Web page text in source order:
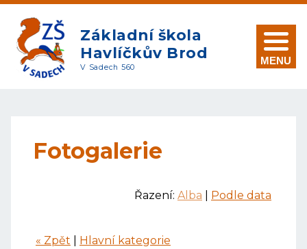
Základní škola
Havlíčkův Brod
V Sadech 560
MENU
Fotogalerie
Řazení: Alba Podle data
« Zpět Hlavní kategorie